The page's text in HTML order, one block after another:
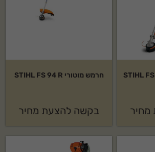
חרמש מוטורי STIHL FS 94 R
בקשה להצעת מחיר